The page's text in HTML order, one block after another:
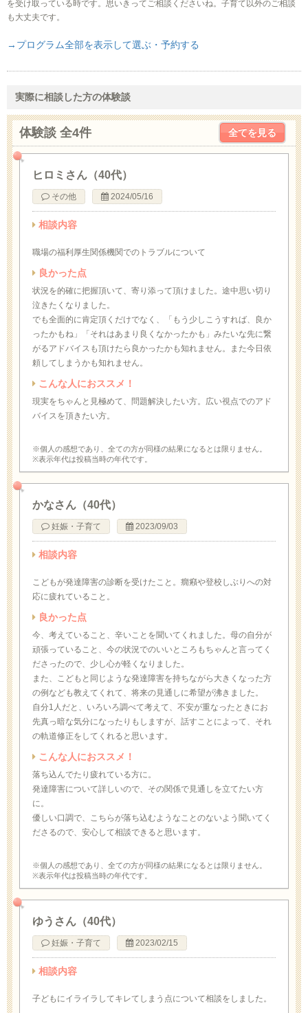
を受け取っている時です。思いきってご相談くださいね。子育て以外のご相談
も大丈夫です。
→プログラム全部を表示して選ぶ・予約する
実際に相談した方の体験談
体験談 全4件 全てを見る
ヒロミさん（40代）
その他 2024/05/16
相談内容
職場の福利厚生関係機関でのトラブルについて
良かった点
状況を的確に把握頂いて、寄り添って頂けました。途中思い切り
泣きたくなりました。
でも全面的に肯定頂くだけでなく、「もう少しこうすれば、良か
ったかもね」「それはあまり良くなかったかも」みたいな先に繋
がるアドバイスも頂けたら良かったかも知れません。また今日依
頼してしまうかも知れません。
こんな人におススメ！
現実をちゃんと見極めて、問題解決したい方。広い視点でのアド
バイスを頂きたい方。
※個人の感想であり、全ての方が同様の結果になるとは限りません。
※表示年代は投稿当時の年代です。
かなさん（40代）
妊娠・子育て 2023/09/03
相談内容
こどもが発達障害の診断を受けたこと。癇癪や登校しぶりへの対
応に疲れていること。
良かった点
今、考えていること、辛いことを聞いてくれました。母の自分が
頑張っていること、今の状況でのいいところもちゃんと言ってく
ださったので、少し心が軽くなりました。
また、こどもと同じような発達障害を持ちながら大きくなった方
の例なども教えてくれて、将来の見通しに希望が沸きました。
自分1人だと、いろいろ調べて考えて、不安が重なったときにお
先真っ暗な気分になったりもしますが、話すことによって、それ
の軌道修正をしてくれると思います。
こんな人におススメ！
落ち込んでたり疲れている方に。
発達障害について詳しいので、その関係で見通しを立てたい方
に。
優しい口調で、こちらが落ち込むようなことのないよう聞いてく
ださるので、安心して相談できると思います。
※個人の感想であり、全ての方が同様の結果になるとは限りません。
※表示年代は投稿当時の年代です。
ゆうさん（40代）
妊娠・子育て 2023/02/15
相談内容
子どもにイライラしてキレてしまう点について相談をしました。